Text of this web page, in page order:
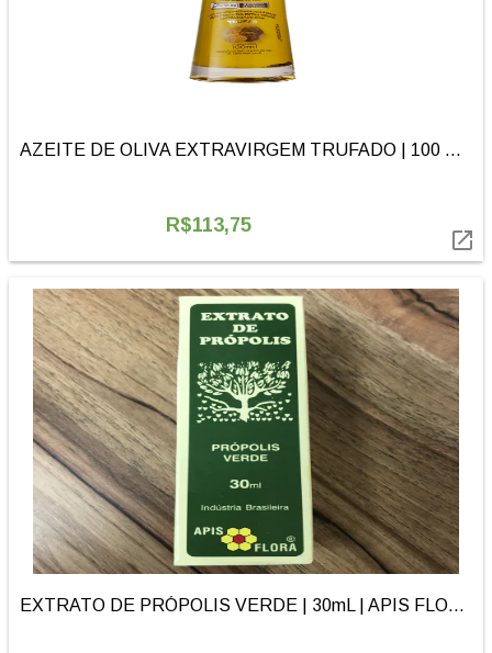
AZEITE DE OLIVA EXTRAVIRGEM TRUFADO | 100 ML | COLLÍTALI
R$113,75

EXTRATO DE PRÓPOLIS VERDE | 30mL | APIS FLORA